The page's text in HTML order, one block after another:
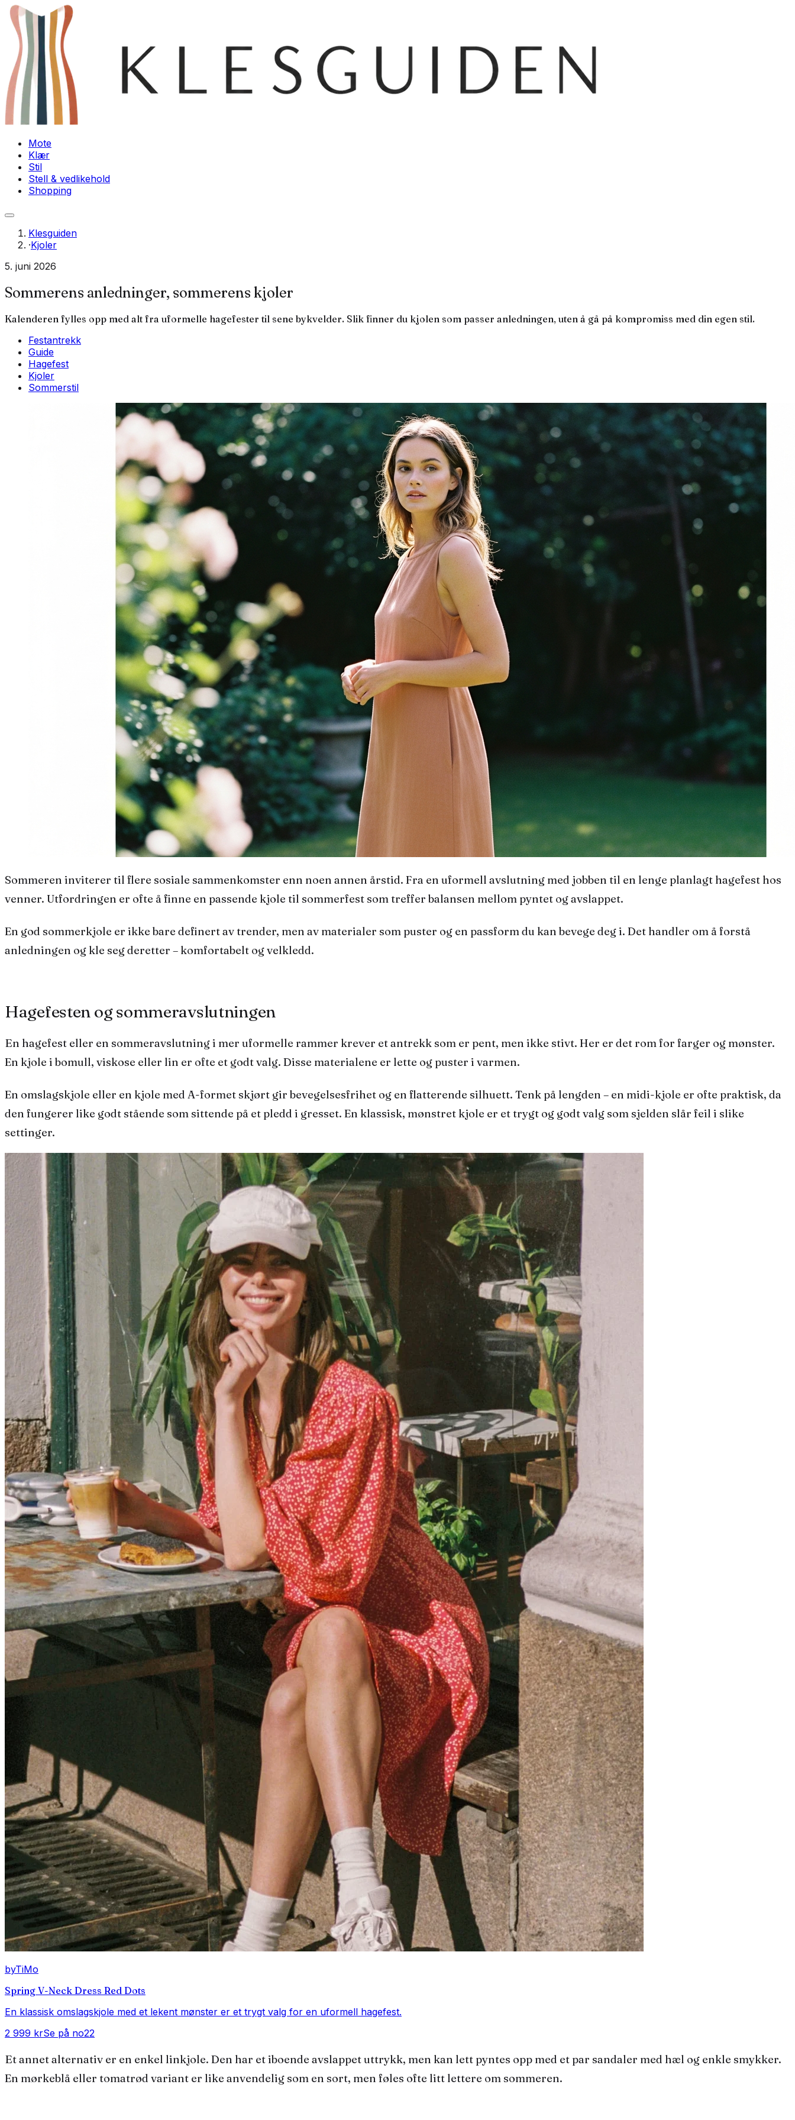
Mote
Klær
Stil
Stell & vedlikehold
Shopping
Klesguiden
·Kjoler
5. juni 2026
Sommerens anledninger, sommerens kjoler
Kalenderen fylles opp med alt fra uformelle hagefester til sene bykvelder. Slik finner du kjolen som passer anledningen, uten å gå på kompromiss med din egen stil.
Festantrekk
Guide
Hagefest
Kjoler
Sommerstil
Sommeren inviterer til flere sosiale sammenkomster enn noen annen årstid. Fra en uformell avslutning med jobben til en lenge planlagt hagefest hos
venner. Utfordringen er ofte å finne en passende kjole til sommerfest som treffer balansen mellom pyntet og avslappet.
En god sommerkjole er ikke bare definert av trender, men av materialer som puster og en passform du kan bevege deg i. Det handler om å forstå
anledningen og kle seg deretter – komfortabelt og velkledd.
Hagefesten og sommeravslutningen
En hagefest eller en sommeravslutning i mer uformelle rammer krever et antrekk som er pent, men ikke stivt. Her er det rom for farger og mønster.
En kjole i bomull, viskose eller lin er ofte et godt valg. Disse materialene er lette og puster i varmen.
En omslagskjole eller en kjole med A-formet skjørt gir bevegelsesfrihet og en flatterende silhuett. Tenk på lengden – en midi-kjole er ofte praktisk, da
den fungerer like godt stående som sittende på et pledd i gresset. En klassisk, mønstret kjole er et trygt og godt valg som sjelden slår feil i slike
settinger.
byTiMo
Spring V-Neck Dress Red Dots
En klassisk omslagskjole med et lekent mønster er et trygt valg for en uformell hagefest.
2 999 krSe på no22
Et annet alternativ er en enkel linkjole. Den har et iboende avslappet uttrykk, men kan lett pyntes opp med et par sandaler med hæl og enkle smykker.
En mørkeblå eller tomatrød variant er like anvendelig som en sort, men føles ofte litt lettere om sommeren.